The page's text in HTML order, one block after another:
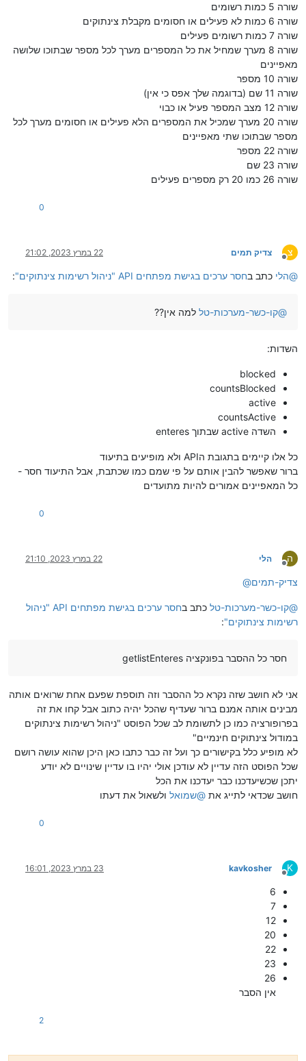
שורה 5 כמות רשומים
שורה 6 כמות לא פעילים או חסומים מקבלת צינתוקים
שורה 7 כמות רשומים פעילים
שורה 8 מערך שמחיל את כל המספרים מערך לכל מספר שבתוכו שלושה
מאפיינים
שורה 10 מספר
שורה 11 שם (בדוגמה שלך אפס כי אין)
שורה 12 מצב המספר פעיל או כבוי
שורה 20 מערך שמכיל את המספרים הלא פעילים או חסומים מערך לכל
מספר שבתוכו שתי מאפיינים
שורה 22 מספר
שורה 23 שם
שורה 26 כמו 20 רק מספרים פעילים
0
צ
מנותק
צדיק תמים 22 במרץ 2023, 21:02
@הלי כתב בחסר ערכים בגישת מפתחים API "ניהול רשימות צינתוקים" :
@קו-כשר-מערכות-טל למה אין??
השדות:
blocked
countsBlocked
active
countsActive
השדה active שבתוך enteres
כל אלו קיימים בתגובת הAPI ולא מופיעים בתיעוד
ברור שאפשר להבין אותם על פי שמם כמו שכתבת, אבל התיעוד חסר -
כל המאפיינים אמורים להיות מתועדים
0
ה
מנותק
הלי 22 במרץ 2023, 21:10
@צדיק-תמים
@קו-כשר-מערכות-טל כתב ב
חסר ערכים בגישת מפתחים API "ניהול
רשימות צינתוקים":
חסר כל ההסבר בפונקציה getlistEnteres
אני לא חושב שזה נקרא כל ההסבר וזה תוספת שפעם אחת שרואים אותה
מבינים אותה אמנם ברור שעדיף שהכל יהיה כתוב אבל קחו את זה
בפרופורציה כמו כן לתשומת לב שכל הפוסט "ניהול רשימות צינתוקים
במודול צינתוקים חינמיים"
לא מופיע כלל בקישורים כך ועל זה כבר כתבו כאן היכן שהוא עושה רושם
שכל הפוסט הזה עדיין לא עודכן אולי יהיו בו עדיין שינויים לא יודע
יתכן שכשיעדכנו כבר יעדכנו את הכל
חושב שכדאי לתייג את @שמואל ולשאול את דעתו
0
K
מנותק
kavkosher 23 במרץ 2023, 16:01
6
7
12
20
22
23
26
אין הסבר
2